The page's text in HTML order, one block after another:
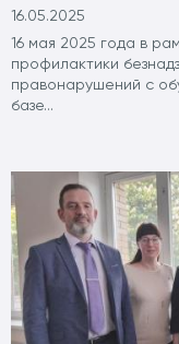
16.05.2025
16 мая 2025 года в
профилактики
правонарушений с
базе...